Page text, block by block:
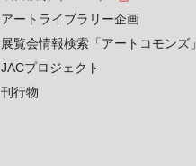
アートライブラリー企画
展覧会情報検索「アートコモンズ」
JACプロジェクト
刊行物